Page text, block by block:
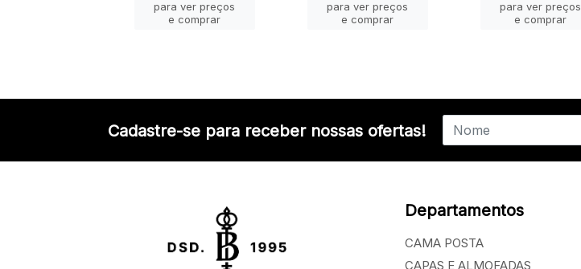
para ver preços
e comprar
para ver preços
e comprar
para ver preços
e comprar
Cadastre-se para receber nossas ofertas!
Departamentos
CAMA POSTA
CAPAS E ALMOFADAS